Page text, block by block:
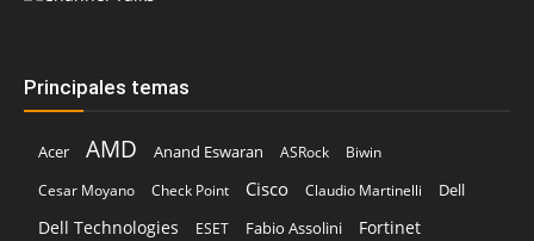
Principales temas
Acer AMD Anand Eswaran ASRock
Biwin
Cesar Moyano
Check Point Cisco Claudio Martinelli Dell
Dell Technologies ESET Fabio Assolini Fortinet